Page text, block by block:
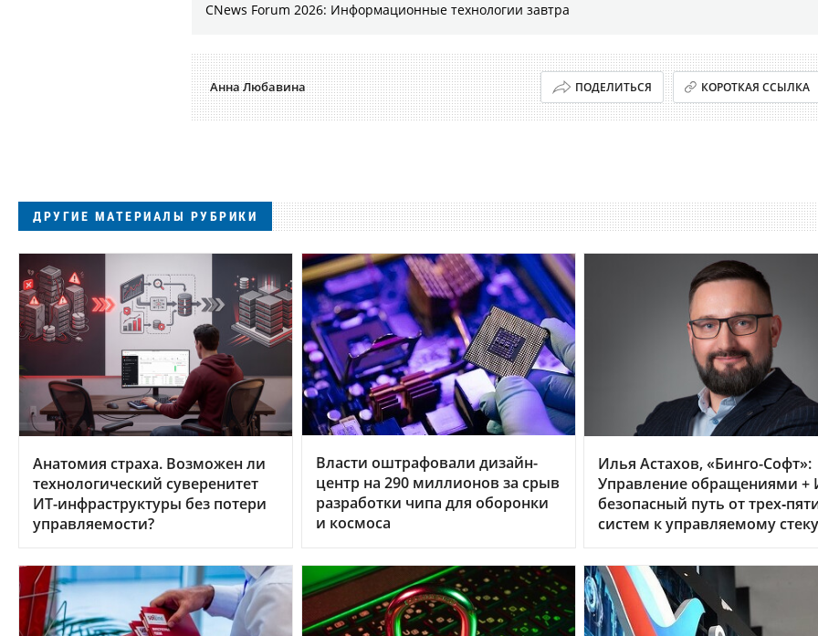
CNews Forum 2026: Информационные технологии завтра
Анна Любавина ПОДЕЛИТЬСЯ КОРОТКАЯ ССЫЛКА
ДРУГИЕ МАТЕРИАЛЫ РУБРИКИ
Анатомия страха. Возможен ли
технологический суверенитет
ИТ-инфраструктуры без потери
управляемости?
Власти оштрафовали дизайн-
центр на 290 миллионов за срыв
разработки чипа для оборонки
и космоса
Илья Астахов, «Бинго-Софт»:
Управление обращениями +
безопасный путь от
систем к управляемому стеку